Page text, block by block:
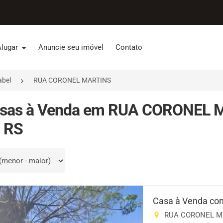
Anuncie seu imóvel Contato
RUA CORONEL MARTINS
à Venda em RUA CORONEL
Casa à Venda
RUA CORONEL